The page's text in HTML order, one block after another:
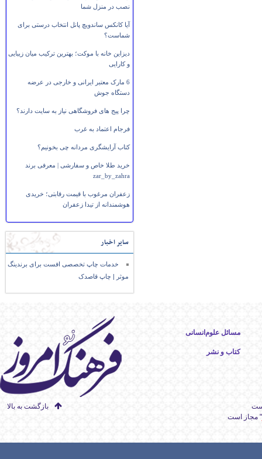
نصب در منزل شما
آیا کانکس ساندویچ پانل انتخاب درستی برای
شماست؟
دیزاین خانه با موکت؛ بهترین ترکیب میان زیبایی
و کارایی
6 مارک معتبر ایرانی و خارجی در عرضه
دستگاه جوش
چرا پیج های فروشگاهی نیاز به سایت دارند؟
فرجام اعتماد به غرب
کتاب آرایشگری مردانه چی بخونیم؟
خرید طلا خاص و سفارشی | معرفی برند
zar_by_zahra
زعفران مرغوب با قیمت رقابتی؛ خریدی
هوشمندانه از تیدا زعفران
سایر اخبار
خدمات چاپ تخصصی افست برای برندینگ
موثر | چاپ قاصدک
مسائل علوم‌انسانی
کتاب و نشر
بازگشت به بالا
" مجاز است